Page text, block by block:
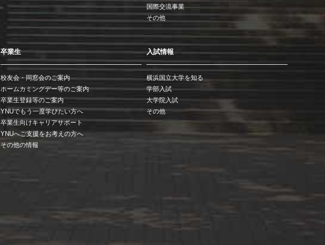
国際交流事業
その他
卒業生
校友会・同窓会のご案内
ホームカミングデー等のご案内
卒業生登録等のご案内
YNUでもう一度学びたい方へ
卒業生向けキャリアサポート
YNUへご支援をお考えの方へ
その他の情報
入試情報
横浜国立大学を知る
学部入試
大学院入試
その他